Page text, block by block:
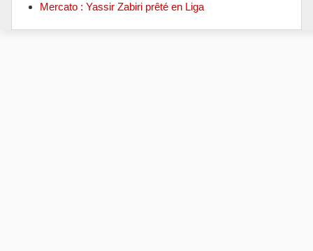
Mercato : Yassir Zabiri prêté en Liga